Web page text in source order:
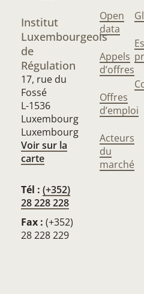
Institut
Luxembourgeois
de
Régulation
17, rue du
Fossé
L-1536
Luxembourg
Luxembourg
Voir sur la
carte
Tél : (+352)
28 228 228
Fax : (+352)
28 228 229
Open
data
Appels
d’offres
Offres
d’emploi
Acteurs
du
marché